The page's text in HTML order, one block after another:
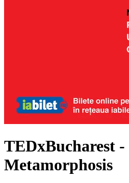
TEDxBucharest -
Metamorphosis